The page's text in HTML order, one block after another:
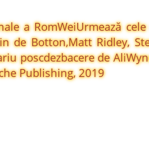
a RomWeiUrmează
de Botton,Matt Ridley,
poscdezbacere de Ali
Publishing, 2019